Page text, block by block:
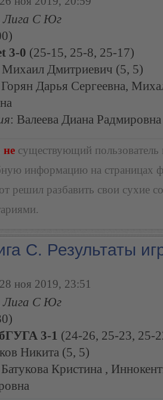
Лига С Юг
3-0 (25-15, 25-8, 25-17)
Дмитриевич (5, 5)
Дарья Сергеевна,
: Валеева Диана Радмировна
не существующий пользователь
информацию на страницах
решил разбавить свои сухие
С. Результаты
ноя 2019, 23:51
Лига С Юг
3-1 (24-26, 25-23, 25-
Никита (5, 5)
Кристина ,